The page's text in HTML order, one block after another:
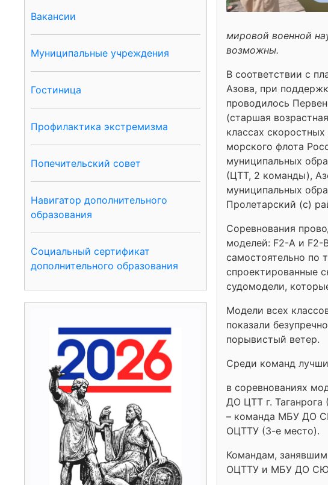
Вакансии
Муниципальные учреждения
Гостиница
Профилактика экстремизма
Попечительский совет
Навигатор дополнительного
образования
Социальный сертификат
дополнительного образования
мировой военной
возможны.
В соответствии с
Азова, при
проводилось
(старшая
классах
морского флота
муниципальных
(ЦТТ, 2 команды),
муниципальных
Пролетарский (с)
Соревнования
моделей: F2-А и F2-
самостоятельно по
спроектированные
судомодели,
Модели всех
показали
порывистый ветер.
Среди команд
в соревнованиях
ДО ЦТТ г.
– команда МБУ ДО
ОЦТТУ (3-е место).
Командам,
ОЦТТУ и МБУ ДО